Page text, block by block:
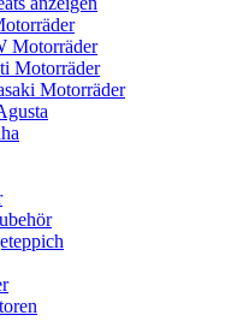
Motorräder
Motorräder
Motorräder